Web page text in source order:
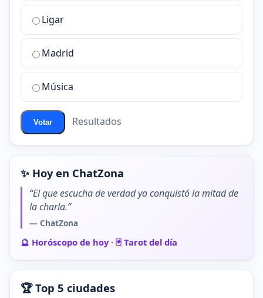
la
mejor
sala
chat
ChatZona?
Ligar
Madrid
Música
Votar Resultados
✨ Hoy en ChatZona
“El que escucha de verdad ya conquistó la mitad de
la charla.”
— ChatZona
🔮 Horóscopo de hoy· 🃏 Tarot del día
🏆 Top 5 ciudades